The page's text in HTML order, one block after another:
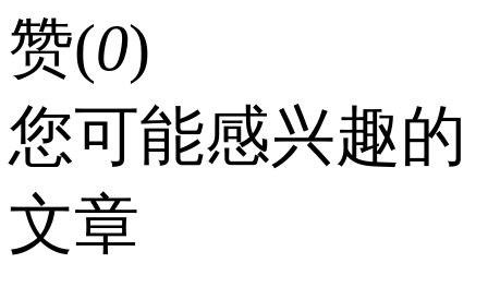
赞(0)
您可能感兴趣的
文章